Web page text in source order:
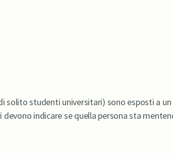
studenti universitari) sono esposti a
indicare se quella persona sta